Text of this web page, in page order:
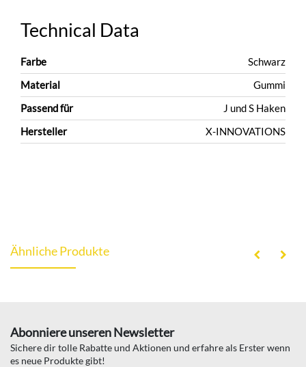
Technical Data
Farbe
Schwarz
Material
Gummi
Passend für
J und S Haken
Hersteller
X-INNOVATIONS
Ähnliche Produkte
Abonniere unseren Newsletter
Sichere dir tolle Rabatte und Aktionen und erfahre als Erster wenn
es neue Produkte gibt!